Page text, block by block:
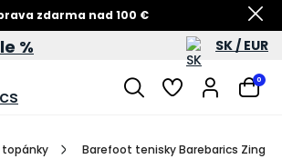
zdarma nad 100 €
Sale – zľavy až do 60 %
% SK / EUR
0
Barefoot tenisky Barebarics Zing